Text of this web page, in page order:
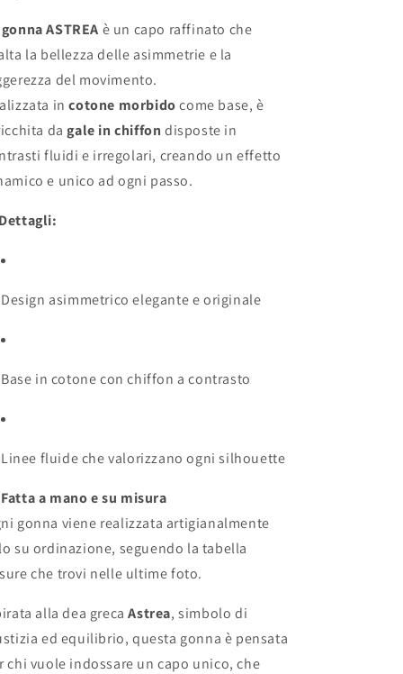
gonna ASTREA è un capo raffinato che
la bellezza delle asimmetrie e la
del movimento.
incotone morbidocome base, è
dagale in chiffon disposte in
fluidi e irregolari, creando un effetto
e unico ad ogni passo.
Dettagli:
Design asimmetrico elegante e originale
Base in cotone con chiffon a contrasto
Linee fluide che valorizzano ogni silhouette
Fatta a mano e su misura
gonna viene realizzata artigianalmente
su ordinazione, seguendo la tabella
che trovi nelle ultime foto.
alla dea grecaAstrea, simbolo di
ed equilibrio, questa gonna è pensata
chi vuole indossare un capo unico, che